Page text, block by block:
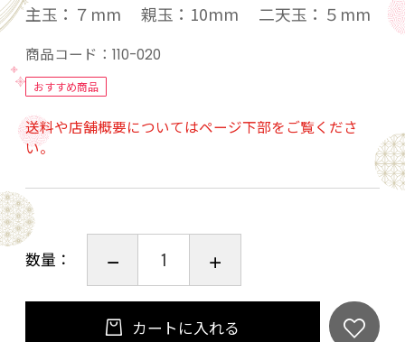
主玉：７mm 親玉：10mm 二天玉：５mm
商品コード： 110-020
おすすめ商品
送料や店舗概要についてはページ下部をご覧くださ
い。
数量：
カートに入れる